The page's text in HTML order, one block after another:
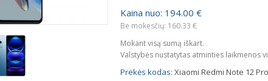
Kaina nuo: 194.00 €
Be mokesčių: 160.33 €
Mokant visą sumą iškart.
Valstybės nustatytas atminties laikmenos
Prekės kodas: Xiaomi Redmi Note 12